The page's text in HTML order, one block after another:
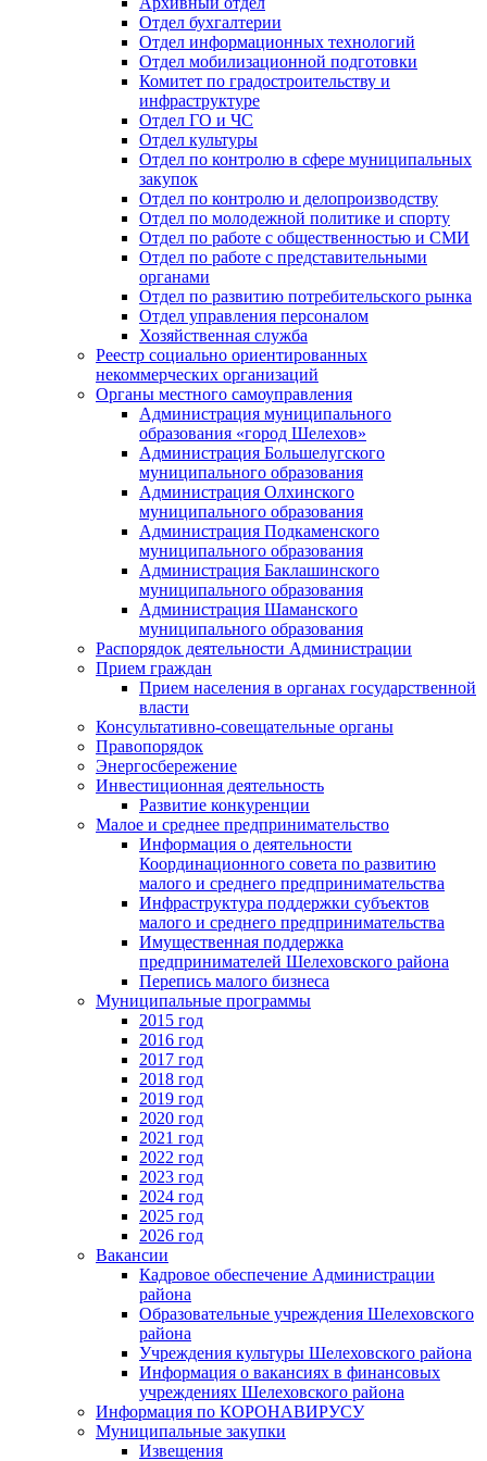
Отдел бухгалтерии
Отдел информационных технологий
Отдел мобилизационной подготовки
Комитет по градостроительству и
инфраструктуре
Отдел ГО и ЧС
Отдел культуры
Отдел по контролю в сфере муниципальных
закупок
Отдел по контролю и делопроизводству
Отдел по молодежной политике и спорту
Отдел по работе с общественностью и СМИ
Отдел по работе с представительными
органами
Отдел по развитию потребительского рынка
Отдел управления персоналом
Хозяйственная служба
Реестр социально ориентированных
некоммерческих организаций
Органы местного самоуправления
Администрация муниципального
образования «город Шелехов»
Администрация Большелугского
муниципального образования
Администрация Олхинского
муниципального образования
Администрация Подкаменского
муниципального образования
Администрация Баклашинского
муниципального образования
Администрация Шаманского
муниципального образования
Распорядок деятельности Администрации
Прием граждан
Прием населения в органах государственной
власти
Консультативно-совещательные органы
Правопорядок
Энергосбережение
Инвестиционная деятельность
Развитие конкуренции
Малое и среднее предпринимательство
Информация о деятельности
Координационного совета по развитию
малого и среднего предпринимательства
Инфраструктура поддержки субъектов
малого и среднего предпринимательства
Имущественная поддержка
предпринимателей Шелеховского района
Перепись малого бизнеса
Муниципальные программы
2015 год
2016 год
2017 год
2018 год
2019 год
2020 год
2021 год
2022 год
2023 год
2024 год
2025 год
2026 год
Вакансии
Кадровое обеспечение Администрации
района
Образовательные учреждения Шелеховского
района
Учреждения культуры Шелеховского района
Информация о вакансиях в финансовых
учреждениях Шелеховского района
Информация по КОРОНАВИРУСУ
Муниципальные закупки
Извещения